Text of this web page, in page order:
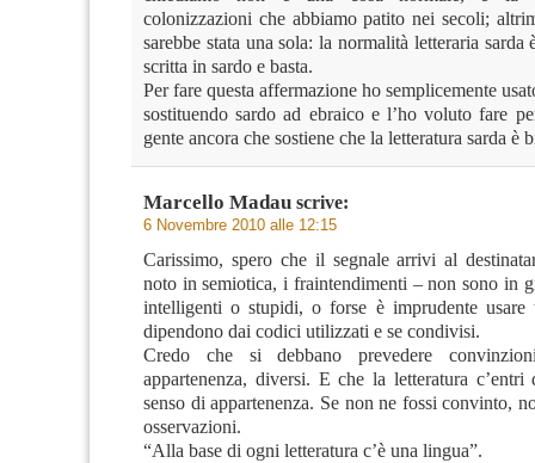
colonizzazioni che abbiamo patito nei secoli;
sarebbe stata una sola: la normalità letteraria sarda
scritta in sardo e basta.
Per fare questa affermazione ho semplicemente
sostituendo sardo ad ebraico e l’ho voluto fare
gente ancora che sostiene che la letteratura sarda è
Marcello Madau scrive:
6 Novembre 2010 alle 12:15
Carissimo, spero che il segnale arrivi al
noto in semiotica, i fraintendimenti – non sono in
intelligenti o stupidi, o forse è imprudente usare
dipendono dai codici utilizzati e se condivisi.
Credo che si debbano prevedere
appartenenza, diversi. E che la letteratura c’entri
senso di appartenenza. Se non ne fossi convinto,
osservazioni.
“Alla base di ogni letteratura c’è una lingua”.